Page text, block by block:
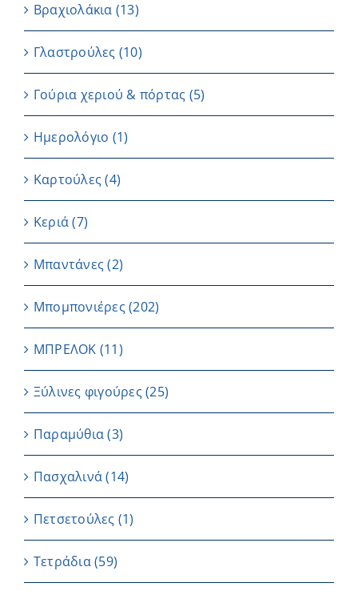
Βραχιολάκια (13)
Γλαστρούλες (10)
Γούρια χεριού & πόρτας (5)
Ημερολόγιο (1)
Καρτούλες (4)
Κεριά (7)
Μπαντάνες (2)
Μπομπονιέρες(202)
ΜΠΡΕΛΟΚ (11)
Ξύλινες φιγούρες(25)
Παραμύθια (3)
Πασχαλινά (14)
Πετσετούλες (1)
Τετράδια(59)